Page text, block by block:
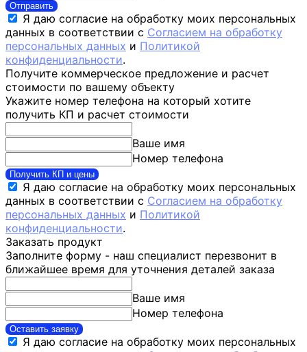
Отправить
Я даю согласие на обработку моих персональных
данных в соответствии с Согласием на обработку
персональных данных и Политикой
конфиденциальности.
Получите коммерческое предложение и расчет
стоимости по вашему объекту
Укажите номер телефона на который хотите
получить КП и расчет стоимости
Ваше имя
Номер телефона
Получить КП и цены
Я даю согласие на обработку моих персональных
данных в соответствии с Согласием на обработку
персональных данных и Политикой
конфиденциальности.
Заказать продукт
Заполните форму - наш специалист перезвонит в
ближайшее время для уточнения деталей заказа
Ваше имя
Номер телефона
Оставить заявку
Я даю согласие на обработку моих персональных